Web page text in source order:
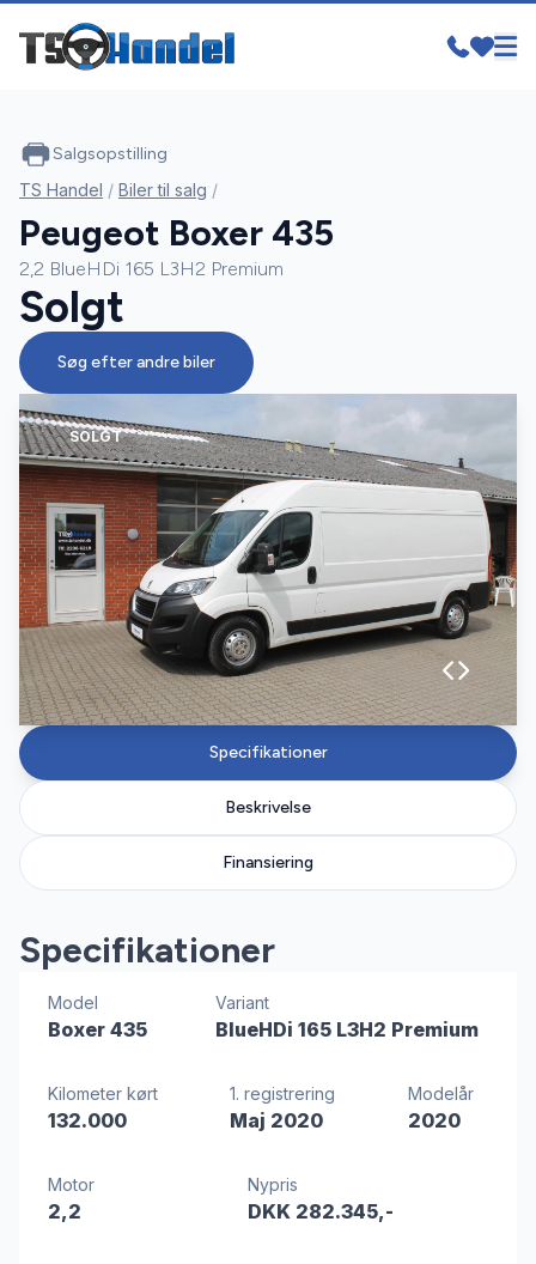
SOLGT
Specifikationer
Beskrivelse
Finansiering
Specifikationer
Model
Boxer 435
Variant
BlueHDi 165 L3H2 Premium
Kilometer kørt
132.000
1. registrering
Maj 2020
Modelår
2020
Motor
2,2
Nypris
DKK 282.345,-
Salgsopstilling
TS Handel / Biler til salg /
Peugeot Boxer 435
2,2 BlueHDi 165 L3H2 Premium
Solgt
Søg efter andre biler